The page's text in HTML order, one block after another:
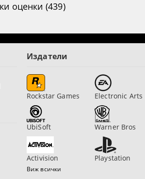
оценки (439)
Издатели
Rockstar Games Electronic Arts
UbiSoft Warner Bros
Activision Playstation
Виж всички